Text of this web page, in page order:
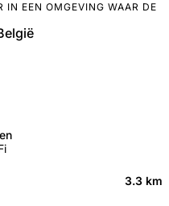
IN EEN OMGEVING WAAR DE
3.3 km